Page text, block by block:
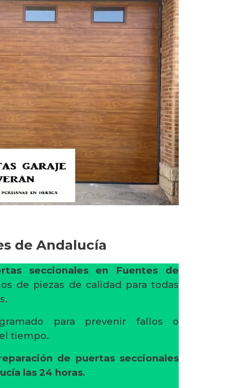
de Andalucía
seccionales en Fuentes de
de piezas de calidad para todas
para prevenir fallos o
tiempo.
de puertas seccionales
las 24 horas.